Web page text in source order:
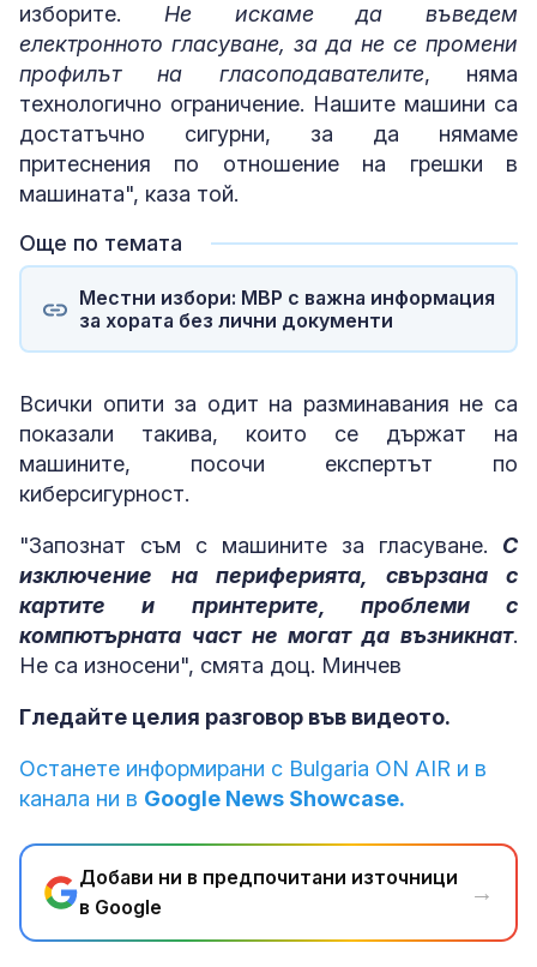
изборите. Не искаме да въведем
електронното гласуване, за да не се промени
профилът на гласоподавателите, няма
технологично ограничение. Нашите машини са
достатъчно сигурни, за да нямаме
притеснения по отношение на грешки в
машината", каза той.
Още по темата
Местни избори: МВР с важна информация
за хората без лични документи
Всички опити за одит на разминавания не са
показали такива, които се държат на
машините, посочи експертът по
киберсигурност.
"Запознат съм с машините за гласуване. С
изключение на периферията, свързана с
картите и принтерите, проблеми с
компютърната част не могат да възникнат.
Не са износени", смята доц. Минчев
Гледайте целия разговор във видеото.
Останете информирани с Bulgaria ON AIR и в
канала ни в Google News Showcase.
Добави ни в предпочитани източници
в Google
→